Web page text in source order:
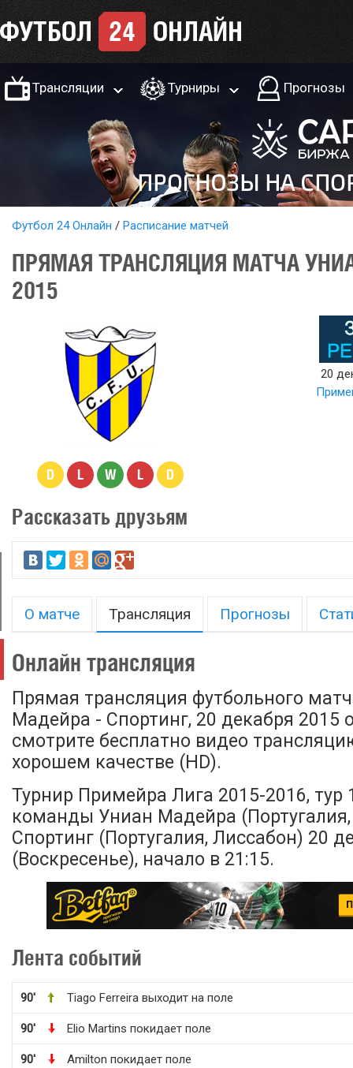
Трансляции Турниры Прогнозы
Футбол 24 Онлайн Расписание матчей
ПРЯМАЯ ТРАНСЛЯЦИЯ МАТЧА
2015
D L W L D
20
Рассказать друзьям
О матче Трансляция Прогнозы
Онлайн трансляция
Прямая трансляция футбольного
Мадейра - Спортинг, 20 декабря 2015
смотрите бесплатно видео
хорошем качестве (HD).
Турнир Примейра Лига 2015-2016, тур
команды Униан Мадейра
Спортинг (Португалия, Лиссабон) 20
(Воскресенье), начало в 21:15.
Лента событий
90' Tiago Ferreira выходит на поле
90' Elio Martins покидает поле
90' Amilton покидает поле